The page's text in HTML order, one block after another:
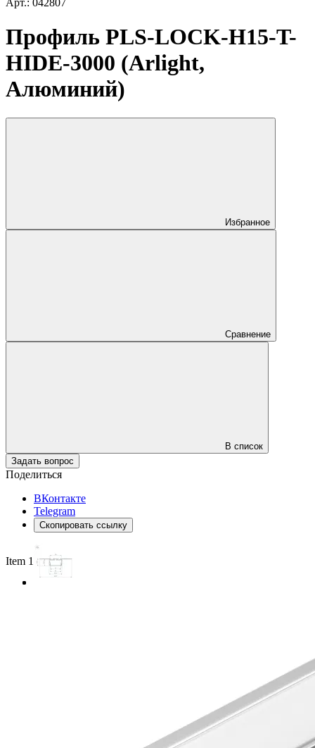
Арт.: 042807
Профиль PLS-LOCK-H15-T-
HIDE-3000 (Arlight,
Алюминий)
Избранное
Сравнение
В список
Задать вопрос
Поделиться
ВКонтакте
Telegram
Скопировать ссылку
Item 1 of 3